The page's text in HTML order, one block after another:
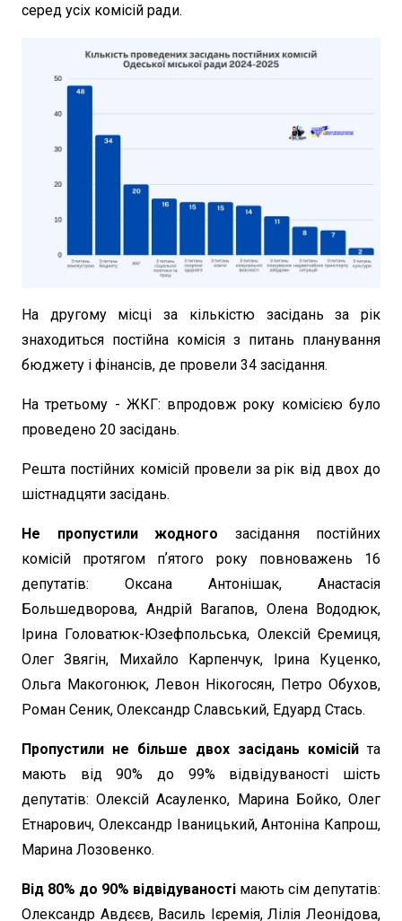
серед усіх комісій ради.
На другому місці за кількістю засідань за рік
знаходиться постійна комісія з питань планування
бюджету і фінансів, де провели 34 засідання.
На третьому - ЖКГ: впродовж року комісією було
проведено 20 засідань.
Решта постійних комісій провели за рік від двох до
шістнадцяти засідань.
Не пропустили жодного засідання постійних
комісій протягом пʼятого року повноважень 16
депутатів: Оксана Антонішак, Анастасія
Большедворова, Андрій Вагапов, Олена Вододюк,
Ірина Головатюк-Юзефпольська, Олексій Єремиця,
Олег Звягін, Михайло Карпенчук, Ірина Куценко,
Ольга Макогонюк, Левон Нікогосян, Петро Обухов,
Роман Сеник, Олександр Славський, Едуард Стась.
Пропустили не більше двох засідань комісій та
мають від 90% до 99% відвідуваності шість
депутатів: Олексій Асауленко, Марина Бойко, Олег
Етнарович, Олександр Іваницький, Антоніна Капрош,
Марина Лозовенко.
Від 80% до 90% відвідуваності мають сім депутатів:
Олександр Авдєєв, Василь Ієремія, Лілія Леонідова,